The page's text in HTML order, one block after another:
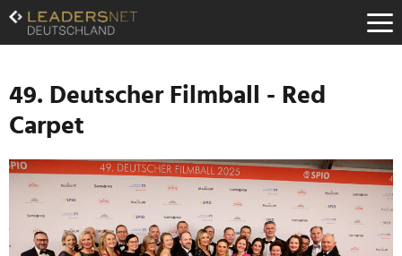
Zum
Inhalt
Zur
Navigation
Zur
Hauptnavigation
49. Deutscher Filmball - Red
Carpet